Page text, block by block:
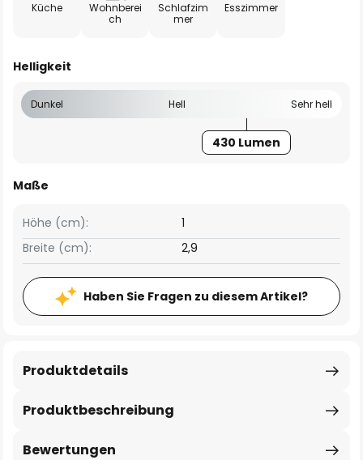
Küche
Wohnberei
ch
Schlafzim
mer
Esszimmer
Helligkeit
Dunkel Hell Sehr hell
430 Lumen
Maße
Breite (cm): 2,9
Höhe (cm): 1
Haben Sie Fragen zu diesem Artikel?
Produktbeschreibung
Produktdetails
Bewertungen